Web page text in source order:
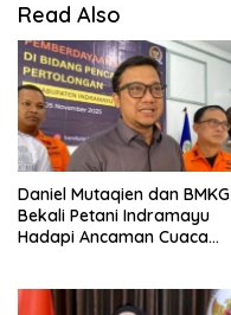
Read Also
Daniel Mutaqien dan BMKG
Bekali Petani Indramayu
Hadapi Ancaman Cuaca